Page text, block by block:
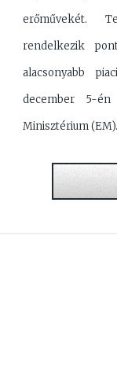
erőművekét.
rendelkezik
alacsonyabb
december 5-én
Minisztérium (EM).